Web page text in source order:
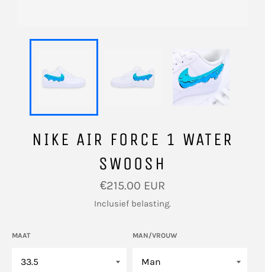
NIKE AIR FORCE 1 WATER
SWOOSH
Normale
prijs
€215.00 EUR
Inclusief belasting.
MAAT MAN/VROUW